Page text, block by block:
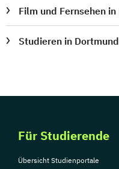
Film und Fernsehen
Studieren in Dortmund
Für Studierende
Übersicht Studienportale